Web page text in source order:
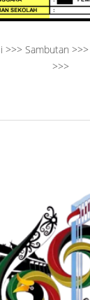
>>> Sambutan >>>
>>>